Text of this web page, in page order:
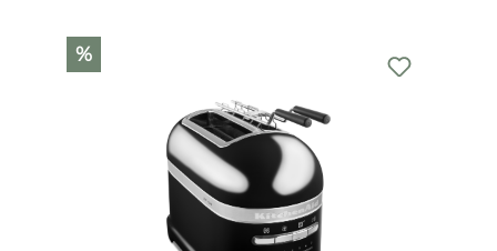
Produktgalerie überspringen
%